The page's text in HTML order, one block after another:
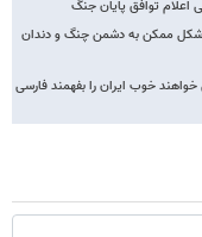
توافق پایان جنگ
شکل ممکن به دشمن چنگ و دندان
خوب ایران را بفهمند فارسی